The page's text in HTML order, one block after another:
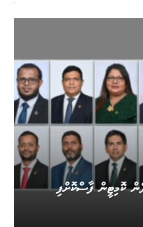
ކޮމިޓީން ފާސްކޮށްފި